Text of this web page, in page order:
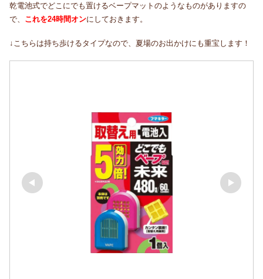
乾電池式でどこにでも置けるベープマットのようなものがありますの
で、 これを24時間オンにしておきます。
↓こちらは持ち歩けるタイプなので、夏場のお出かけにも重宝します！